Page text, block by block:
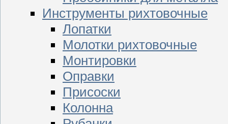
Инструменты рихтовочные
Лопатки
Молотки рихтовочные
Монтировки
Оправки
Присоски
Колонна